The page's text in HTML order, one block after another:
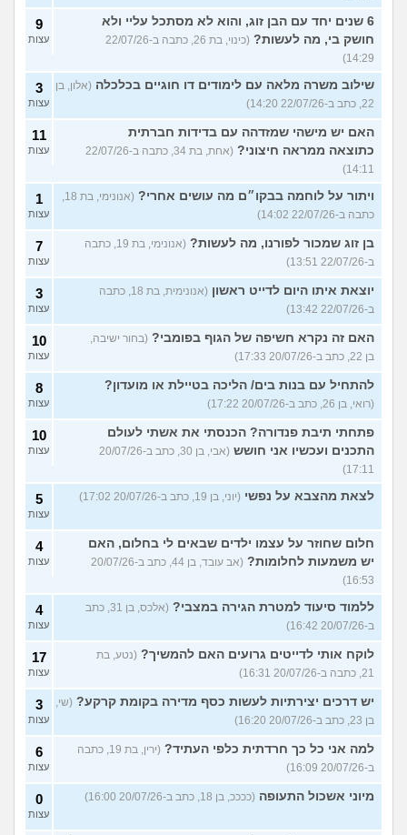
6 שנים יחד עם הבן זוג, והוא לא מסתכל עליי ולא
חושק בי, מה לעשות?
(כינוי, בת 26, כתבה ב-22/07/26
14:29)
9
עצות
שילוב משרה מלאה עם לימודים דו חוגיים בכלכלה (אלון, בן
22, כתב ב-22/07/26 14:20)
3
עצות
האם יש מישהי שמזדהה עם בדידות חברתית
כתוצאה ממראה חיצוני?
(אחת, בת 34, כתבה ב-22/07/26
14:11)
11
עצות
ויתור על לוחמה בבקו״ם מה עושים אחרי?
(אנונימי, בת 18,
כתבה ב-22/07/26 14:02)
1
עצות
בן זוג שמכור לפורנו, מה לעשות?
(אנונימי, בת 19, כתבה
ב-22/07/26 13:51)
7
עצות
יוצאת איתו היום לדייט ראשון
(אנונימית, בת 18, כתבה
ב-22/07/26 13:42)
3
עצות
האם זה נקרא חשיפה של הגוף בפומבי? (בחור ישיבה,
בן 22, כתב ב-20/07/26 17:33)
10
עצות
להתחיל עם בנות בים/ הליכה בטיילת או מועדון?
(רואי, בן 26, כתב ב-20/07/26 17:22)
8
עצות
פתחתי תיבת פנדורה? הכנסתי את אשתי לעולם
התכנים ועכשיו אני חושש
(אבי, בן 30, כתב ב-20/07/26
17:11)
10
עצות
לצאת מהצבא על נפשי (יוני, בן 19, כתב ב-20/07/26 17:02) 5
עצות
חלום שחוזר על עצמו ילדים שבאים לי בחלום, האם
יש משמעות לחלומות?
(אב עובד, בן 44, כתב ב-20/07/26
16:53)
4
עצות
ללמוד סיעוד למטרת הגירה במצבי?
(אלכס, בן 31, כתב
ב-20/07/26 16:42)
4
עצות
לוקח אותי לדייטים גרועים האם להמשיך? (נטע, בת
21, כתבה ב-20/07/26 16:31)
17
עצות
יש דרכים יצירתיות לעשות כסף מדירה בקומת קרקע? (שי,
בן 23, כתב ב-20/07/26 16:20)
3
עצות
למה אני כל כך חרדתית כלפי העתיד?
(ירין, בת 19, כתבה
ב-20/07/26 16:09)
6
עצות
מיוני אשכול התעופה (ככככ, בן 18, כתב ב-20/07/26 16:00) 0
עצות